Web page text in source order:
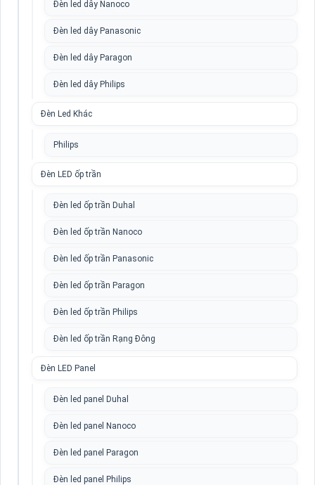
Đèn led dây Nanoco
Đèn led dây Panasonic
Đèn led dây Paragon
Đèn led dây Philips
Đèn Led Khác
Philips
Đèn LED ốp trần
Đèn led ốp trần Duhal
Đèn led ốp trần Nanoco
Đèn led ốp trần Panasonic
Đèn led ốp trần Paragon
Đèn led ốp trần Philips
Đèn led ốp trần Rạng Đông
Đèn LED Panel
Đèn led panel Duhal
Đèn led panel Nanoco
Đèn led panel Paragon
Đèn led panel Philips